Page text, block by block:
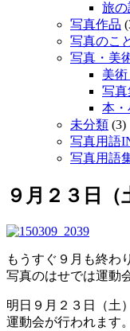
旅
写真作品
写真のこ
写真・美
美
写
本・
未分類 (3)
写真用語
写真用語
９月２３日
もうすぐ９月も終わ
写真のはせでは運動
明日９月２３日（土
運動会が行われます。